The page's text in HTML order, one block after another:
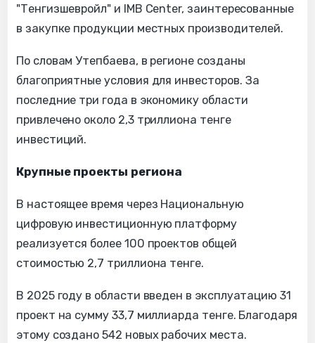
"Тенгизшевройл" и IMB Center, заинтересованные
в закупке продукции местных производителей.
По словам Утепбаева, в регионе созданы
благоприятные условия для инвесторов. За
последние три года в экономику области
привлечено около 2,3 триллиона тенге
инвестиций.
Крупные проекты региона
В настоящее время через Национальную
цифровую инвестиционную платформу
реализуется более 100 проектов общей
стоимостью 2,7 триллиона тенге.
В 2025 году в области введен в эксплуатацию 31
проект на сумму 33,7 миллиарда тенге. Благодаря
этому создано 542 новых рабочих места.